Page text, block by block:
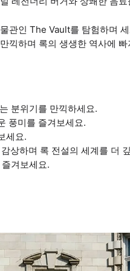
관인 The Vault를 탐험하며
끽하며 록의 생생한 역사에 빠
분위기를 만끽하세요.
풍미를 즐겨보세요.
세요.
상하며 록 전설의 세계를 더
겨보세요.